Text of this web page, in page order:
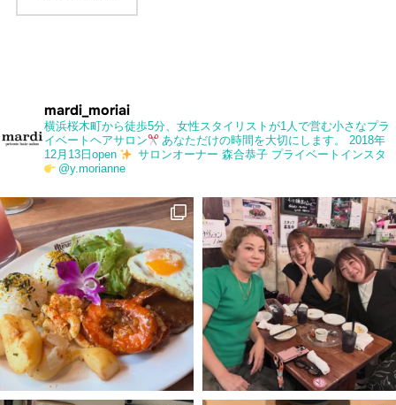
mardi_moriai
横浜桜木町から徒歩5分、女性スタイリストが1人で営む小さなプラ
イベートヘアサロン
あなただけの時間を大切にします。
2018年
12月13日open
サロンオーナー 森合恭子 プライベートインスタ
@y.morianne